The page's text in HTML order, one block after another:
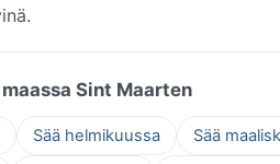
Sint Maarten
Sää helmikuussa Sää